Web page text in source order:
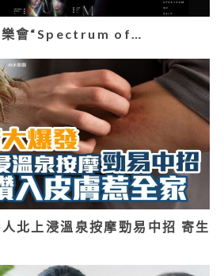
樂會“Spectrum of…
北上浸溫泉按摩勁易中招 寄生